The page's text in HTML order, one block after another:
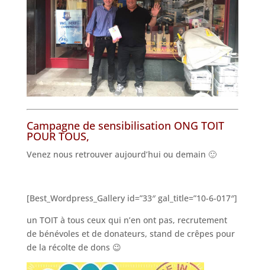
Campagne de sensibilisation ONG TOIT
POUR TOUS,
Venez nous retrouver aujourd’hui ou demain 🙂
[Best_Wordpress_Gallery id=”33″ gal_title=”10-6-017″]
un TOIT à tous ceux qui n’en ont pas, recrutement
de bénévoles et de donateurs, stand de crêpes pour
de la récolte de dons 😉